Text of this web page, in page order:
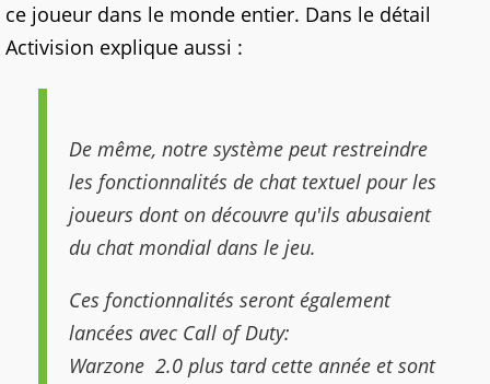
ce joueur dans le monde entier. Dans le détail
Activision explique aussi :
De même, notre système peut restreindre
les fonctionnalités de chat textuel pour les
joueurs dont on découvre qu'ils abusaient
du chat mondial dans le jeu.
Ces fonctionnalités seront également
lancées avec Call of Duty:
Warzone 2.0 plus tard cette année et sont